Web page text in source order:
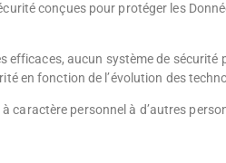
conçues pour protéger les
efficaces, aucun système de
en fonction de l’évolution des
caractère personnel à d’autres